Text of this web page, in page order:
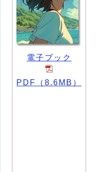
電子ブック
PDF（8.6MB）